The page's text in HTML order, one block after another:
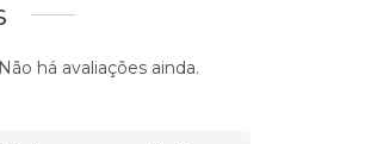
Não há avaliações ainda.